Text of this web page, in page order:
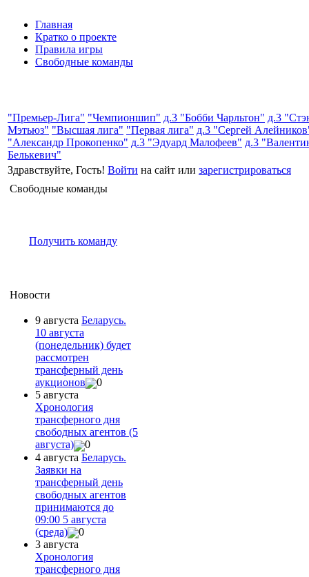
Главная
Кратко о проекте
Правила игры
Свободные команды
"Премьер-Лига" "Чемпионшип" д.3 "Бобби Чарльтон" д.3
Мэтьюз" "Высшая лига" "Первая лига" д.3 "Сергей
"Александр Прокопенко" д.3 "Эдуард Малофеев" д.3
Белькевич"
Здравствуйте, Гость! Войти на сайт или зарегистрироваться
Свободные команды
Получить команду
Новости
9 августа Беларусь.
10 августа
(понедельник) будет
рассмотрен
трансферный день
аукционов
0
5 августа
Хронология
трансферного дня
свободных агентов (5
августа)
0
4 августа Беларусь.
Заявки на
трансферный день
свободных агентов
принимаются до
09:00 5 августа
(среда)
0
3 августа
Хронология
трансферного дня